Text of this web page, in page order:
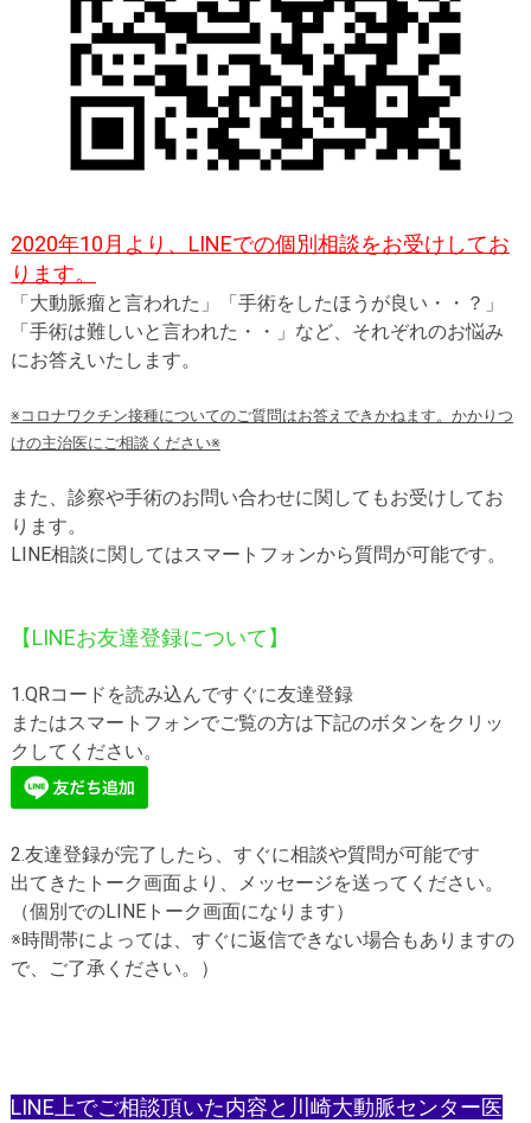
お問い合わせ
外来予約をされた方へ
採用・医療関係の方へ
手術概要
医師募集情報 ドクターカー
トピックス一覧
アーカイブ
2020年10月より、LINEでの個別相談をお受けしてお
ります。
「大動脈瘤と言われた」「手術をしたほうが良い・・？」
「手術は難しいと言われた・・」など、それぞれのお悩み
にお答えいたします。
※コロナワクチン接種についてのご質問はお答えできかねます。 かかりつ
けの主治医にご相談ください※
また、診察や手術のお問い合わせに関してもお受けしてお
ります。
LINE相談に関してはスマートフォンから質問が可能です。
【LINEお友達登録について】
1.QRコードを読み込んですぐに友達登録
またはスマートフォンでご覧の方は下記のボタンをクリッ
クしてください。
2.友達登録が完了したら、すぐに相談や質問が可能です
出てきたトーク画面より、メッセージを送ってください。
（個別でのLINEトーク画面になります）
※時間帯によっては、すぐに返信できない場合もありますの
で、ご了承ください。）
LINE上でご相談頂いた内容と川崎大動脈センター医